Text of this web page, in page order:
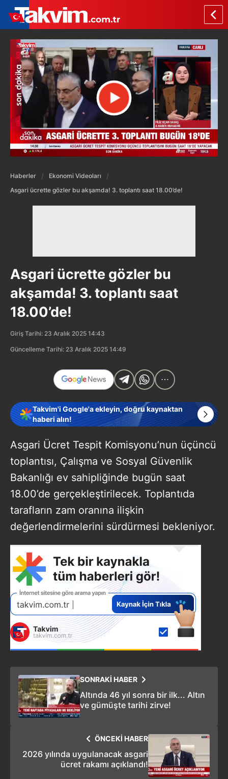
Haberler
Ekonomi Videoları
Asgari ücrette gözler bu akşamda! 3. toplantı saat 18.00’de!
Asgari ücrette gözler bu
akşamda! 3. toplantı saat
18.00’de!
Giriş Tarihi: 23 Aralık 2025 14:43
Güncelleme Tarihi: 23 Aralık 2025 14:49
Takvim'i Google'a ekleyin, doğru kaynaktan
haberi alın!
Asgari Ücret Tespit Komisyonu’nun üçüncü
toplantısı, Çalışma ve Sosyal Güvenlik
Bakanlığı ev sahipliğinde bugün saat
18.00’de gerçekleştirilecek. Toplantıda
tarafların zam oranına ilişkin
değerlendirmelerini sürdürmesi bekleniyor.
SONRAKİ HABER
Altında 46 yıl sonra bir ilk... Altın
ve gümüşte tarihi zirve!
ÖNCEKİ HABER
2026 yılında uygulanacak asgari
ücret rakamı açıklandı!